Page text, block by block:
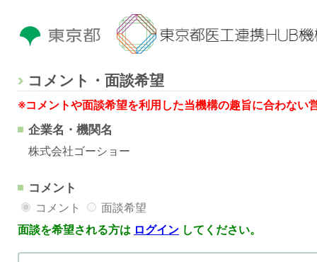
コメント・面談希望
※コメントや面談希望を利用した当機構の趣旨に合わない
企業名・機関名
株式会社ゴーショー
コメント
コメント
面談希望
面談を希望される方は ログイン してください。